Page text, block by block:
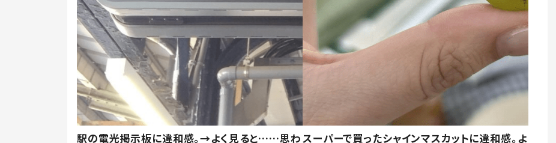
駅の電光掲示板に違和感。→よく見ると……思わスーパーで買ったシャインマスカットに違和感。よ